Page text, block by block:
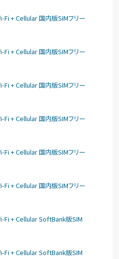
Fi + Cellular 国内版SIMフリー
Fi + Cellular 国内版SIMフリー
Fi + Cellular 国内版SIMフリー
Fi + Cellular 国内版SIMフリー
Fi + Cellular 国内版SIMフリー
Fi + Cellular 国内版SIMフリー
Fi + Cellular SoftBank版SIM
Fi + Cellular SoftBank版SIM